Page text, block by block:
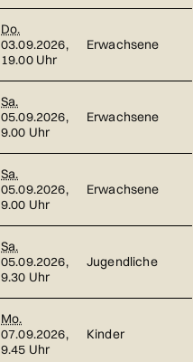
Do.
03.09.2026,
19.00 Uhr
Erwachsene
Sa.
05.09.2026,
9.00 Uhr
Erwachsene
Sa.
05.09.2026,
9.00 Uhr
Erwachsene
Sa.
05.09.2026,
9.30 Uhr
Jugendliche
Mo.
07.09.2026,
9.45 Uhr
Kinder